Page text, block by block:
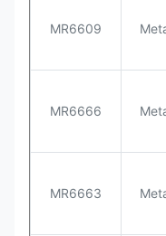
MR6609
MR6666
MR6663